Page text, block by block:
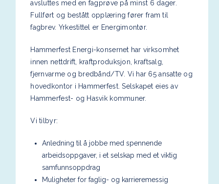
avsluttes med en fagprøve på minst 6 dager.
Fullført og bestått opplæring fører fram til
fagbrev. Yrkestittel er Energimontør.
Hammerfest Energi-konsernet har virksomhet
innen nettdrift, kraftproduksjon, kraftsalg,
fjernvarme og bredbånd/TV. Vi har 65 ansatte og
hovedkontor i Hammerfest. Selskapet eies av
Hammerfest- og Hasvik kommuner.
Vi tilbyr:
Anledning til å jobbe med spennende
arbeidsoppgaver, i et selskap med et viktig
samfunnsoppdrag
Muligheter for faglig- og karrieremessig